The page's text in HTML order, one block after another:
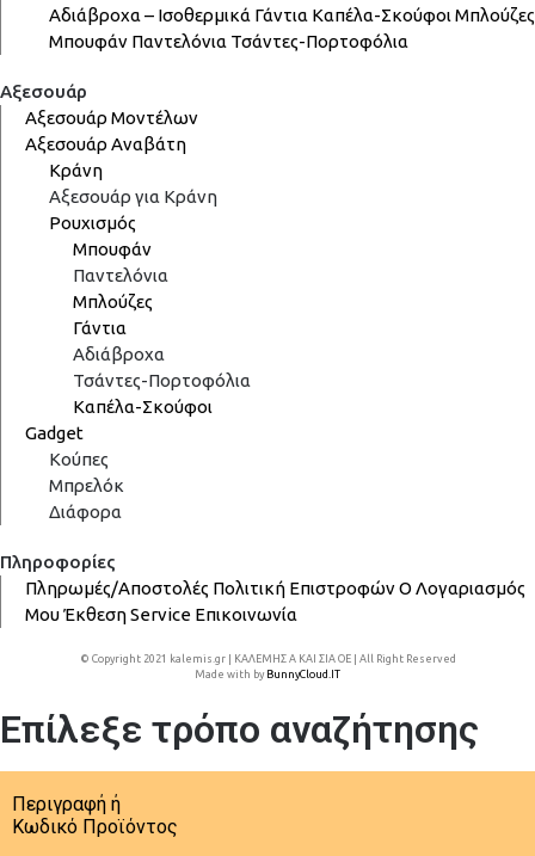
Αδιάβροχα – Ισοθερμικά Γάντια Καπέλα-Σκούφοι Μπλούζες
Μπουφάν Παντελόνια Τσάντες-Πορτοφόλια
Αξεσουάρ
Αξεσουάρ Μοντέλων
Αξεσουάρ Αναβάτη
Κράνη
Αξεσουάρ για Κράνη
Ρουχισμός
Μπουφάν
Παντελόνια
Μπλούζες
Γάντια
Αδιάβροχα
Τσάντες-Πορτοφόλια
Καπέλα-Σκούφοι
Gadget
Κούπες
Μπρελόκ
Διάφορα
Πληροφορίες
Πληρωμές/Αποστολές Πολιτική ΕπιστροφώνΟ Λογαριασμός
ΜουΈκθεσηService Επικοινωνία
© Copyright 2021 kalemis.gr | ΚΑΛΕΜΗΣ Α ΚΑΙ ΣΙΑ ΟΕ | All Right Reserved
Made with by BunnyCloud.IT
Επίλεξε τρόπο αναζήτησης
Περιγραφή ή
Κωδικό Προϊόντος